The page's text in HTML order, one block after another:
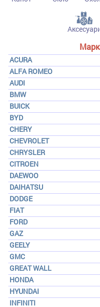
ACURA
ALFA ROMEO
AUDI
BMW
BUICK
BYD
CHERY
CHEVROLET
CHRYSLER
CITROEN
DAEWOO
DAIHATSU
DODGE
FIAT
FORD
GAZ
GEELY
GMC
GREAT WALL
HONDA
HYUNDAI
INFINITI